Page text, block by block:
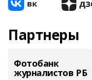
Партнеры
Фотобанк
журналистов РБ